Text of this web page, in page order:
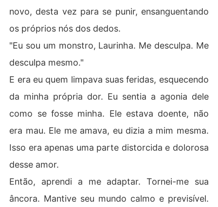
novo, desta vez para se punir, ensanguentando
os próprios nós dos dedos.
"Eu sou um monstro, Laurinha. Me desculpa. Me
desculpa mesmo."
E era eu quem limpava suas feridas, esquecendo
da minha própria dor. Eu sentia a agonia dele
como se fosse minha. Ele estava doente, não
era mau. Ele me amava, eu dizia a mim mesma.
Isso era apenas uma parte distorcida e dolorosa
desse amor.
Então, aprendi a me adaptar. Tornei-me sua
âncora. Mantive seu mundo calmo e previsível.